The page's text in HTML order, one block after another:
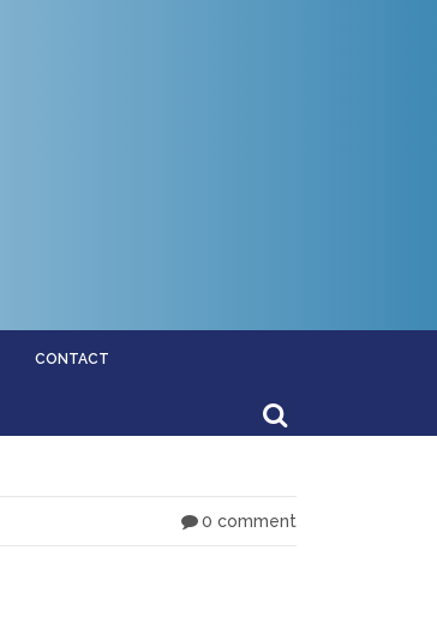
CONTACT
0 comment